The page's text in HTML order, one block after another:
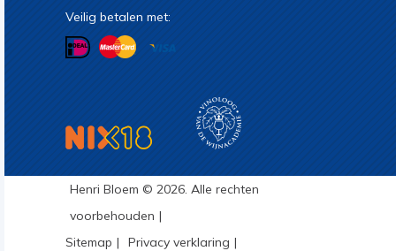
Veilig betalen met:
Henri Bloem © 2026. Alle rechten
voorbehouden
Sitemap
Privacy verklaring